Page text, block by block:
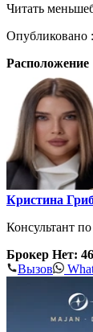
Читать меньше
Опубликовано :
Расположение
Кристина
Консультант
Брокер Нет:
Вызов